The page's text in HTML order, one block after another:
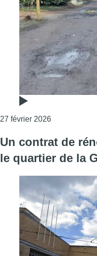
27 février 2026Consulter
Un contrat de
le quartier de la